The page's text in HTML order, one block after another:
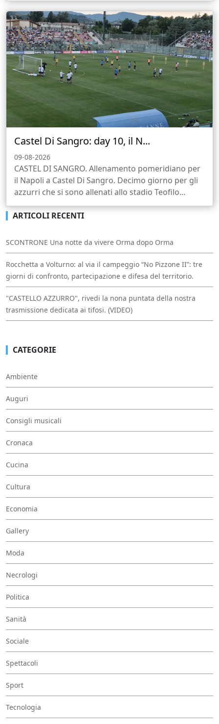
Castel Di Sangro: day 10, il N...
09-08-2026
CASTEL DI SANGRO. Allenamento pomeridiano per
il Napoli a Castel Di Sangro. Decimo giorno per gli
azzurri che si sono allenati allo stadio Teofilo...
ARTICOLI RECENTI
SCONTRONE Una notte da vivere Orma dopo Orma
Rocchetta a Volturno: al via il campeggio “No Pizzone II”: tre
giorni di confronto, partecipazione e difesa del territorio.
"CASTELLO AZZURRO", rivedi la nona puntata della nostra
trasmissione dedicata ai tifosi. (VIDEO)
CATEGORIE
Ambiente
Auguri
Consigli musicali
Cronaca
Cucina
Cultura
Economia
Gallery
Moda
Necrologi
Politica
Sanità
Sociale
Spettacoli
Sport
Tecnologia